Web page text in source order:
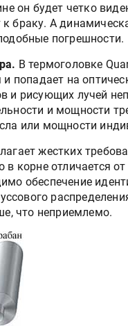
он будет четко
браку. А
погрешности.
В термоголовке
попадает на
рисующих лучей
и мощности
или мощности
жестких
корне отличается
обеспечение
что неприемлемо.
3D-